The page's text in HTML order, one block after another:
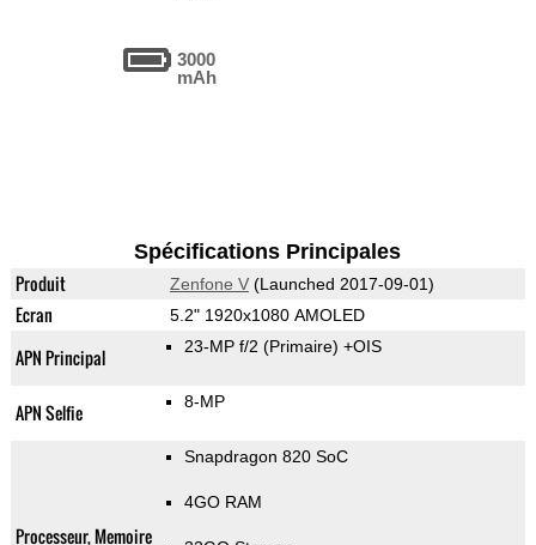
3000
mAh
Spécifications Principales
Produit Zenfone V(Launched 2017-09-01)
Ecran 5.2" 1920x1080 AMOLED
APN Principal 23-MP f/2 (Primaire) +OIS
APN Selfie 8-MP
Processeur, Memoire
Snapdragon 820 SoC
4GO RAM